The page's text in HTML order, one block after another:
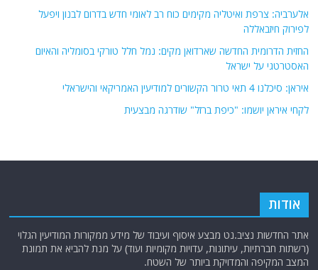
אלערביה: צרפת ואיטליה מקימים כוח רב לאומי חדש בדרום לבנון ויפעל
לפירוק חיזבאללה
החזית הדרומית החדשה שארדואן מקים: נמל חלל טורקי בסומליה והאיום
האסטרטגי על ישראל
איראן: סיכלנו 4 תאי טרור הקשורים למודיעין האמריקאי והישראלי
לקחי איראן יושמו: "כיפת ברזל" שודרגה מבצעית
אודות
אתר החדשות נציב.נט מבצע איסוף ועיבוד של מידע ממקורות המודיעין הגלוי
(רשתות חברתיות, עיתונות, עדויות מקומיות ועוד) על מנת להביא את תמונת
המצב המקיפה והמדויקת ביותר של השטח.